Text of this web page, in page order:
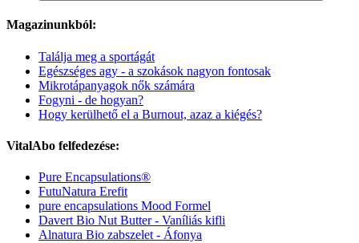
Magazinunkból:
Találja meg a sportágát
Egészséges agy - a szokások nagyon fontosak
Mikrotápanyagok nők számára
Fogyni - de hogyan?
Hogy kerülhető el a Burnout, azaz a kiégés?
VitalAbo felfedezése:
Pure Encapsulations®
FutuNatura Erefit
pure encapsulations Mood Formel
Davert Bio Nut Butter - Vaníliás kifli
Alnatura Bio zabszelet - Áfonya